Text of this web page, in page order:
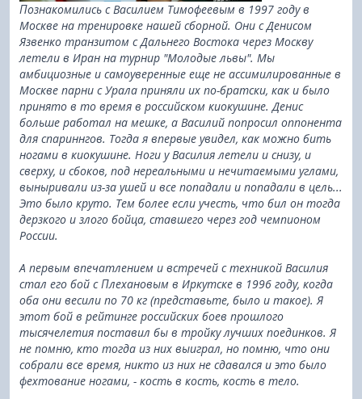
Познакомились с Василием Тимофеевым в 1997 году в
Москве на тренировке нашей сборной. Они с Денисом
Язвенко транзитом с Дальнего Востока через Москву
летели в Иран на турнир "Молодые львы". Мы
амбициозные и самоуверенные еще не ассимилированные в
Москве парни с Урала приняли их по-братски, как и было
принято в то время в российском киокушине. Денис
больше работал на мешке, а Василий попросил оппонента
для спариннгов. Тогда я впервые увидел, как можно бить
ногами в киокушине. Ноги у Василия летели и снизу, и
сверху, и сбоков, под нереальными и нечитаемыми углами,
выныривали из-за ушей и все попадали и попадали в цель...
Это было круто. Тем более если учесть, что бил он тогда
дерзкого и злого бойца, ставшего через год чемпионом
России.
А первым впечатлением и встречей с техникой Василия
стал его бой с Плехановым в Иркутске в 1996 году, когда
оба они весили по 70 кг (представьте, было и такое). Я
этот бой в рейтинге российских боев прошлого
тысячелетия поставил бы в тройку лучших поединков. Я
не помню, кто тогда из них выиграл, но помню, что они
собрали все время, никто из них не сдавался и это было
фехтование ногами, - кость в кость, кость в тело.